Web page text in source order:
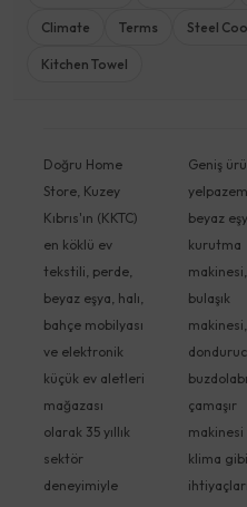
Climate Terms Steel
Kitchen Towel
Doğru Home
Store, Kuzey
Kıbrıs'ın (KKTC)
en köklü ev
tekstili, perde,
beyaz eşya, halı,
bahçe mobilyası
ve elektronik
küçük ev aletleri
mağazası
olarak 35 yıllık
sektör
deneyimiyle
Geniş
beyaz
kurutma
makinesi,
bulaşık
buzdolabı,
çamaşır
makinesi
klima